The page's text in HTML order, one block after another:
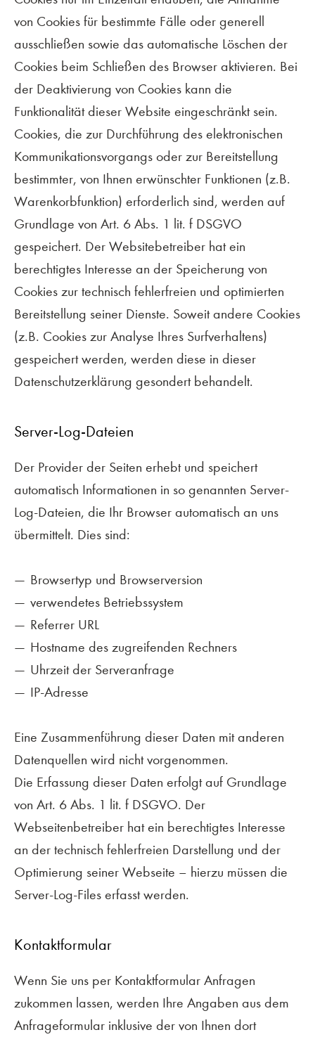
von Cookies für bestimmte Fälle oder generell
ausschließen sowie das automatische Löschen der
Cookies beim Schließen des Browser aktivieren. Bei
der Deaktivierung von Cookies kann die
Funktionalität dieser Website eingeschränkt sein.
Cookies, die zur Durchführung des elektronischen
Kommunikationsvorgangs oder zur Bereitstellung
bestimmter, von Ihnen erwünschter Funktionen (z.B.
Warenkorbfunktion) erforderlich sind, werden auf
Grundlage von Art. 6 Abs. 1 lit. f DSGVO
gespeichert. Der Websitebetreiber hat ein
berechtigtes Interesse an der Speicherung von
Cookies zur technisch fehlerfreien und optimierten
Bereitstellung seiner Dienste. Soweit andere Cookies
(z.B. Cookies zur Analyse Ihres Surfverhaltens)
gespeichert werden, werden diese in dieser
Datenschutzerklärung gesondert behandelt.
Server-Log-Dateien
Der Provider der Seiten erhebt und speichert
automatisch Informationen in so genannten Server-
Log-Dateien, die Ihr Browser automatisch an uns
übermittelt. Dies sind:
Browsertyp und Browserversion
verwendetes Betriebssystem
Referrer URL
Hostname des zugreifenden Rechners
Uhrzeit der Serveranfrage
IP-Adresse
Eine Zusammenführung dieser Daten mit anderen
Datenquellen wird nicht vorgenommen.
Die Erfassung dieser Daten erfolgt auf Grundlage
von Art. 6 Abs. 1 lit. f DSGVO. Der
Webseitenbetreiber hat ein berechtigtes Interesse
an der technisch fehlerfreien Darstellung und der
Optimierung seiner Webseite – hierzu müssen die
Server-Log-Files erfasst werden.
Kontaktformular
Wenn Sie uns per Kontaktformular Anfragen
zukommen lassen, werden Ihre Angaben aus dem
Anfrageformular inklusive der von Ihnen dort